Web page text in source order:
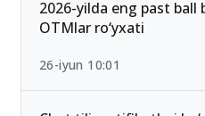
15-iyun 10:27
2026-yilda eng past ball
OTMlar ro‘yxati